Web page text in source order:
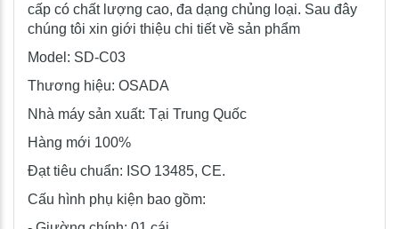
cấp có chất lượng cao, đa dạng chủng loại. Sau đây
chúng tôi xin giới thiệu chi tiết về sản phẩm
Model: SD-C03
Thương hiệu: OSADA
Nhà máy sản xuất: Tại Trung Quốc
Hàng mới 100%
Đạt tiêu chuẩn: ISO 13485, CE.
Cấu hình phụ kiện bao gồm: